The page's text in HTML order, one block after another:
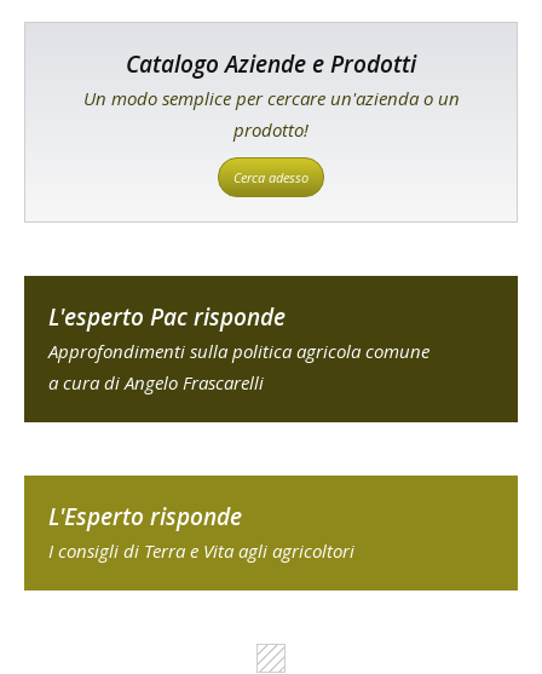
Catalogo Aziende e Prodotti
Un modo semplice per cercare un'azienda o un
prodotto!
Cerca adesso
L'esperto Pac risponde
Approfondimenti sulla politica agricola comune
a cura di Angelo Frascarelli
L'Esperto risponde
I consigli di Terra e Vita agli agricoltori